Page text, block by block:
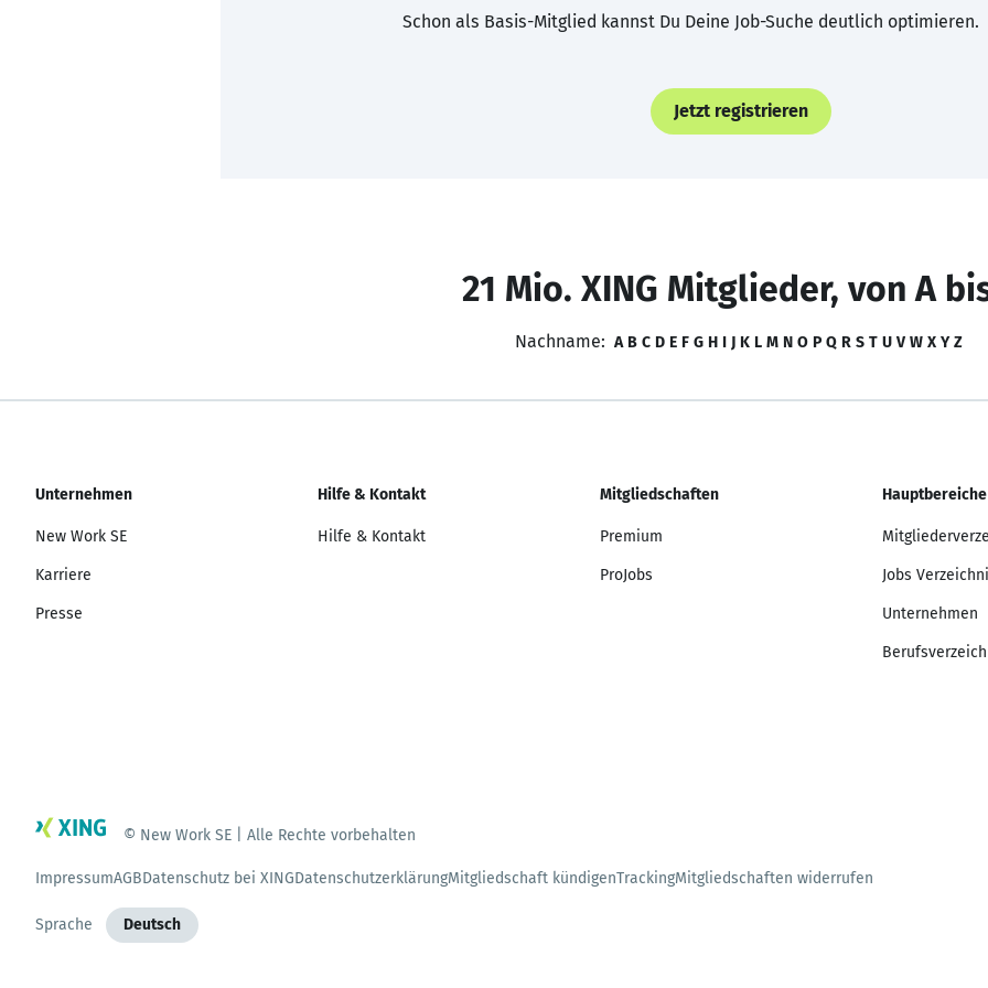
Schon als Basis-Mitglied kannst Du Deine Job-Suche deutlich optimieren.
Jetzt registrieren
21 Mio. XING Mitglieder, von A
Nachname: A B C D E F G H I J K L M N O P Q R S T U V W X Y Z
Unternehmen
New Work SE
Karriere
Presse
Hilfe & Kontakt
Hilfe & Kontakt
Mitgliedschaften
Premium
ProJobs
Hauptbereiche
Jobs
Unternehmen
© New Work SE | Alle Rechte vorbehalten
ImpressumAGBDatenschutz bei XINGDatenschutzerklärungMitgliedschaft kündigenTrackingMitgliedschaften widerrufen
Sprache Deutsch